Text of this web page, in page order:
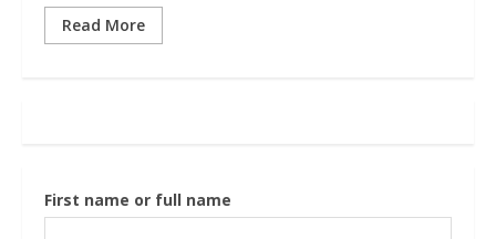
Read More
First name or full name